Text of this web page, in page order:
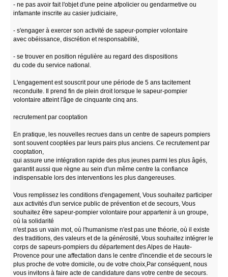
- ne pas avoir fait l'objet d'une peine afpolicier ou gendarmetive ou
infamante inscrite au casier judiciaire,
- s'engager à exercer son activité de sapeur-pompier volontaire
avec obéissance, discrétion et responsabilité,
- se trouver en position régulière au regard des dispositions
du code du service national.
L'engagement est souscrit pour une période de 5 ans tacitement
reconduite. Il prend fin de plein droit lorsque le sapeur-pompier
volontaire atteint l'âge de cinquante cinq ans.
recrutement par cooptation
En pratique, les nouvelles recrues dans un centre de sapeurs pompiers
sont souvent cooptées par leurs pairs plus anciens. Ce recrutement par
cooptation,
qui assure une intégration rapide des plus jeunes parmi les plus âgés,
garantit aussi que règne au sein d'un même centre la confiance
indispensable lors des interventions les plus dangereuses.
Vous remplissez les conditions d'engagement, Vous souhaitez participer
aux activités d'un service public de prévention et de secours, Vous
souhaitez être sapeur-pompier volontaire pour appartenir à un groupe,
où la solidarité
n'est pas un vain mot, où l'humanisme n'est pas une théorie, où il existe
des traditions, des valeurs et de la générosité, Vous souhaitez intégrer le
corps de sapeurs-pompiers du département des Alpes de Haute-
Provence pour une affectation dans le centre d'incendie et de secours le
plus proche de votre domicile, ou de votre choix,Par conséquent, nous
vous invitons à faire acte de candidature dans votre centre de secours.